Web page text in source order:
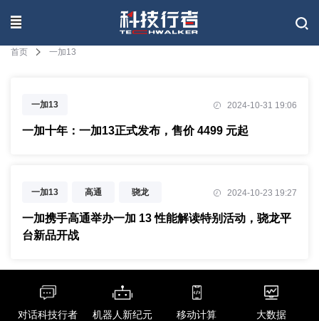
联系我们
首页 一加13
一加13 2024-10-31 19:06
一加十年：一加13正式发布，售价 4499 元起
一加13 高通 骁龙 2024-10-23 19:27
一加携手高通举办一加 13 性能解读特别活动，骁龙平
台新品开战
对话科技行者 机器人新纪元 移动计算 大数据